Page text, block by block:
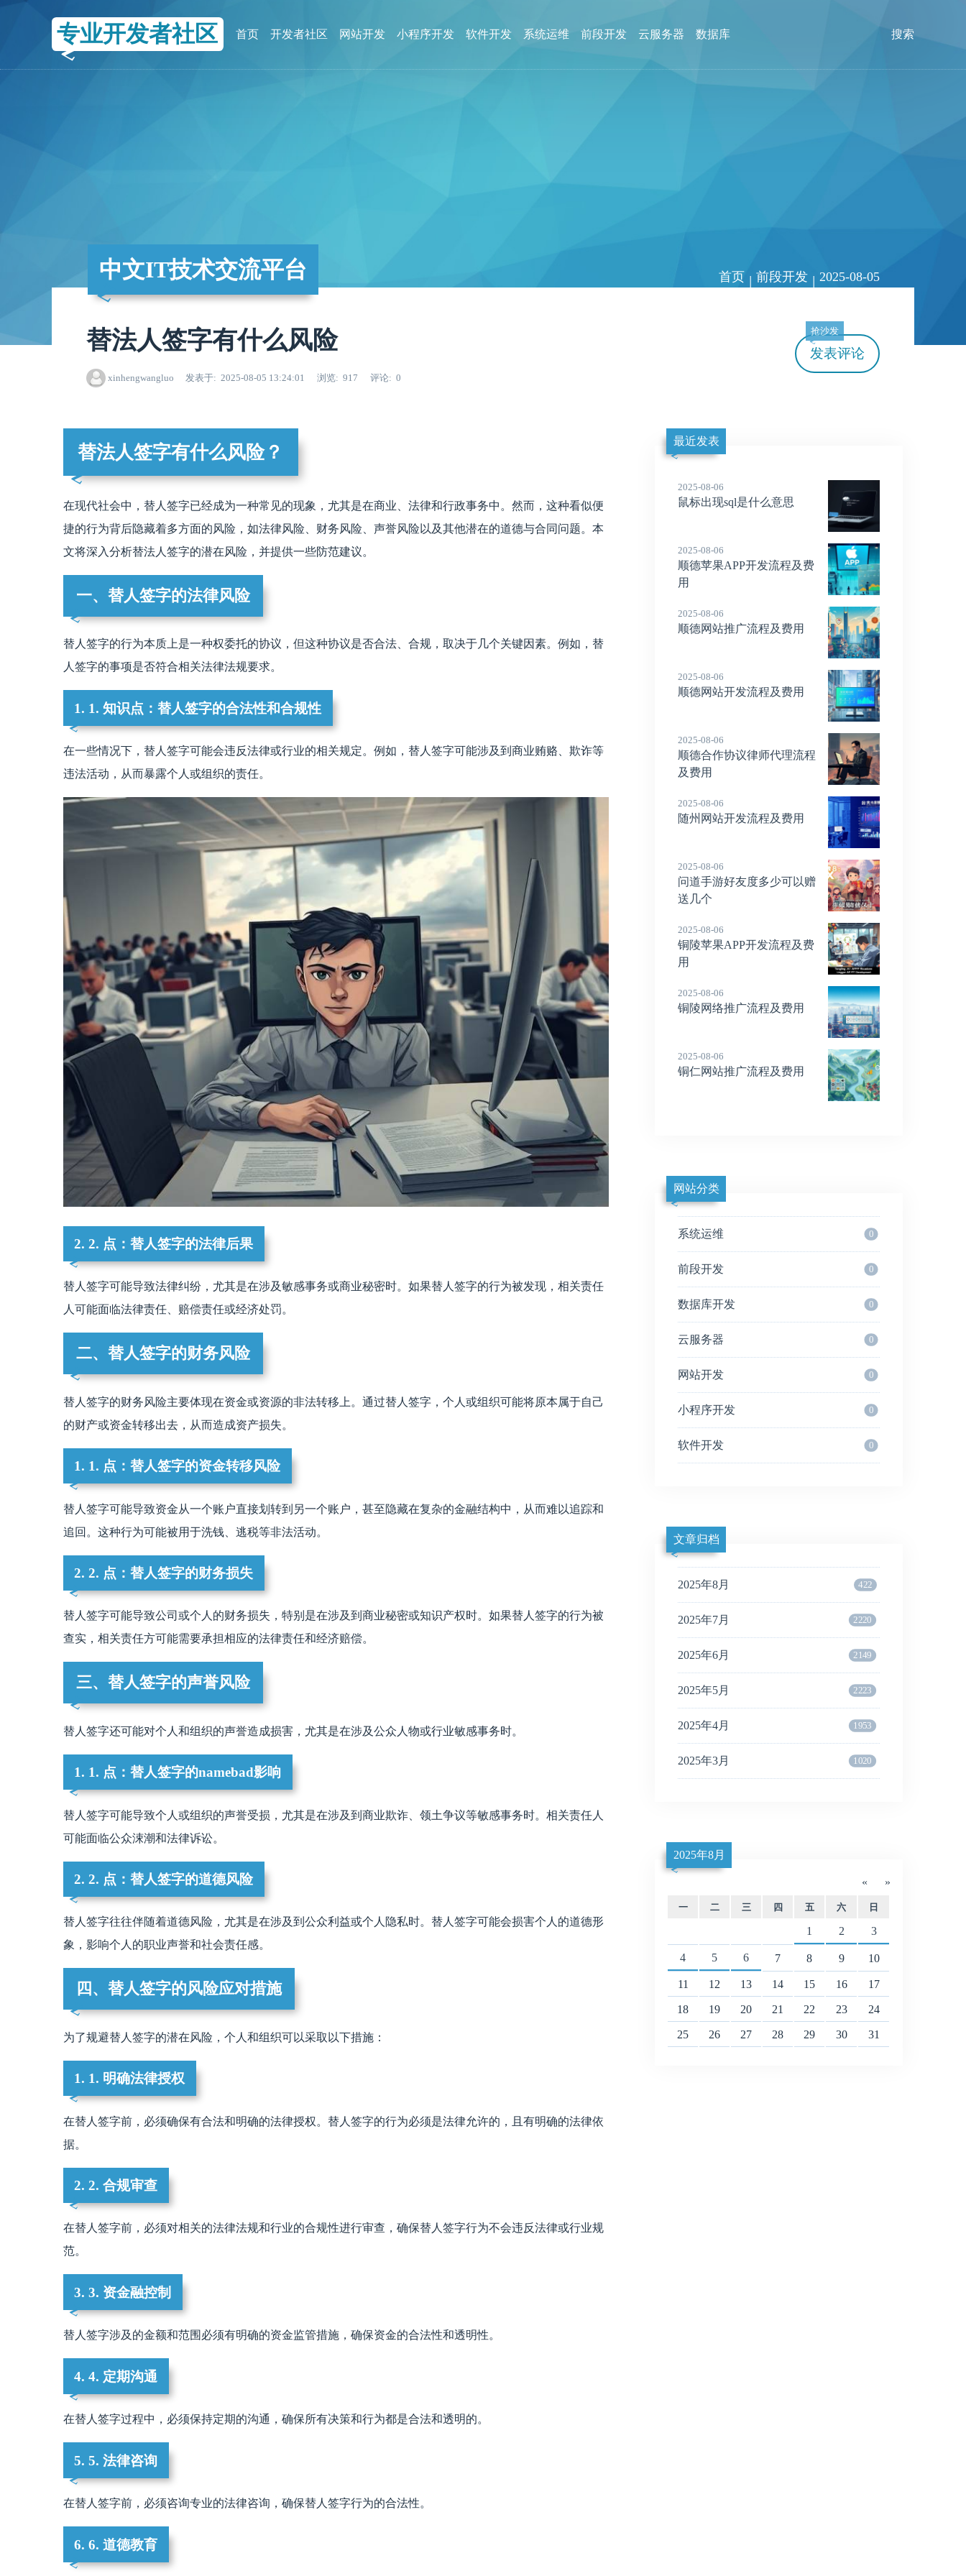
专业开发者社区 首页 开发者社区 网站开发 小程序开发 软件开发 系统运维 前段开发 云服务器 数据库 搜索
中文IT技术交流平台 首页 | 前段开发 | 2025-08-05
替法人签字有什么风险
xinhengwangluo 发表于 2025-08-05 13:24:01 浏览 917 评论 0
抢沙发
发表评论
替法人签字有什么风险？
在现代社会中，替人签字已经成为一种常见的现象，尤其是在商业、法律和行政事务中。然而，这种看似便
捷的行为背后隐藏着多方面的风险，如法律风险、财务风险、声誉风险以及其他潜在的道德与合同问题。本
文将深入分析替法人签字的潜在风险，并提供一些防范建议。
一、替人签字的法律风险
替人签字的行为本质上是一种权委托的协议，但这种协议是否合法、合规，取决于几个关键因素。例如，替
人签字的事项是否符合相关法律法规要求。
1. 1. 知识点：替人签字的合法性和合规性
在一些情况下，替人签字可能会违反法律或行业的相关规定。例如，替人签字可能涉及到商业贿赂、欺诈等
违法活动，从而暴露个人或组织的责任。
2. 2. 点：替人签字的法律后果
替人签字可能导致法律纠纷，尤其是在涉及敏感事务或商业秘密时。如果替人签字的行为被发现，相关责任
人可能面临法律责任、赔偿责任或经济处罚。
二、替人签字的财务风险
替人签字的财务风险主要体现在资金或资源的非法转移上。通过替人签字，个人或组织可能将原本属于自己
的财产或资金转移出去，从而造成资产损失。
1. 1. 点：替人签字的资金转移风险
替人签字可能导致资金从一个账户直接划转到另一个账户，甚至隐藏在复杂的金融结构中，从而难以追踪和
追回。这种行为可能被用于洗钱、逃税等非法活动。
2. 2. 点：替人签字的财务损失
替人签字可能导致公司或个人的财务损失，特别是在涉及到商业秘密或知识产权时。如果替人签字的行为被
查实，相关责任方可能需要承担相应的法律责任和经济赔偿。
三、替人签字的声誉风险
替人签字还可能对个人和组织的声誉造成损害，尤其是在涉及公众人物或行业敏感事务时。
1. 1. 点：替人签字的namebad影响
替人签字可能导致个人或组织的声誉受损，尤其是在涉及到商业欺诈、领土争议等敏感事务时。相关责任人
可能面临公众涑潮和法律诉讼。
2. 2. 点：替人签字的道德风险
替人签字往往伴随着道德风险，尤其是在涉及到公众利益或个人隐私时。替人签字可能会损害个人的道德形
象，影响个人的职业声誉和社会责任感。
四、替人签字的风险应对措施
为了规避替人签字的潜在风险，个人和组织可以采取以下措施：
1. 1. 明确法律授权
在替人签字前，必须确保有合法和明确的法律授权。替人签字的行为必须是法律允许的，且有明确的法律依
据。
2. 2. 合规审查
在替人签字前，必须对相关的法律法规和行业的合规性进行审查，确保替人签字行为不会违反法律或行业规
范。
3. 3. 资金融控制
替人签字涉及的金额和范围必须有明确的资金监管措施，确保资金的合法性和透明性。
4. 4. 定期沟通
在替人签字过程中，必须保持定期的沟通，确保所有决策和行为都是合法和透明的。
5. 5. 法律咨询
在替人签字前，必须咨询专业的法律咨询，确保替人签字行为的合法性。
6. 6. 道德教育
最近发表
2025-08-06
鼠标出现sql是什么意思
2025-08-06
顺德苹果APP开发流程及费
用
2025-08-06
顺德网站推广流程及费用
2025-08-06
顺德网站开发流程及费用
2025-08-06
顺德合作协议律师代理流程
及费用
2025-08-06
随州网站开发流程及费用
2025-08-06
问道手游好友度多少可以赠
送几个
2025-08-06
铜陵苹果APP开发流程及费
用
2025-08-06
铜陵网络推广流程及费用
2025-08-06
铜仁网站推广流程及费用
网站分类
系统运维 0
前段开发 0
数据库开发 0
云服务器 0
网站开发 0
小程序开发 0
软件开发 0
文章归档
2025年8月 422
2025年7月 2220
2025年6月 2149
2025年5月 2223
2025年4月 1953
2025年3月 1020
«
2025年8月
»
一 二 三 四 五 六 日
1 2 3
4 5 6 7 8 9 10
11 12 13 14 15 16 17
18 19 20 21 22 23 24
25 26 27 28 29 30 31